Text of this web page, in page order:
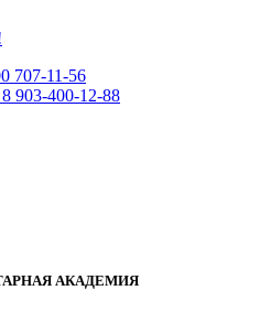
707-11-56
903-400-12-88
АКАДЕМИЯ